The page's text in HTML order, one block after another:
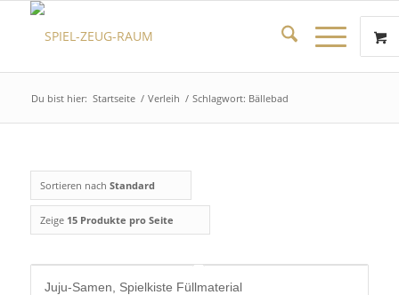
Du bist hier: Startseite / Verleih / Schlagwort: Bällebad
Sortieren nach Standard
Zeige 15 Produkte pro Seite
Juju-Samen, Spielkiste Füllmaterial